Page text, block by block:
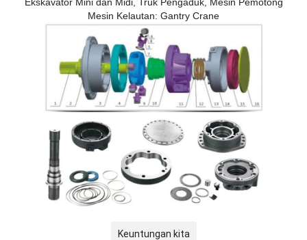
Mesin Kelautan: Gantry Crane
Keuntungan kita